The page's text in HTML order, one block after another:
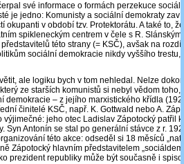
své informace o formách perzekuce
je jedno: Komunisty a sociální demokraty
okupanti v období tzv. Protektorátu. A také to,
spikleneckým centrem v čele s R.
této strany (= KSČ), avšak na
sociální demokracie nikdy vyššího trestu,
ale logiku bych v tom nehledal. Nelze
ze starších komunistů si nebyl vědom toho,
demokracie – z jejího marxistického křídla
činitelé KSČ, např. K. Gottwald nebo A.
jeho otec Ladislav Zápotocký patřil
Syn Antonín se stal po generální stávce z r.
této akce: odseděl si 18 měsíců
Zápotocký hlavním představitelem
prezident republiky může být současně i